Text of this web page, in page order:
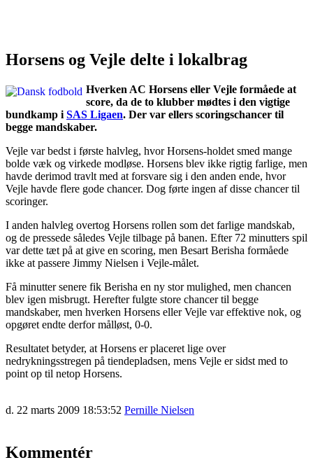
Horsens og Vejle delte i lokalbrag
Hverken AC Horsens eller Vejle formåede at
score, da de to klubber mødtes i den vigtige
bundkamp i SAS Ligaen. Der var ellers scoringschancer til
begge mandskaber.
Vejle var bedst i første halvleg, hvor Horsens-holdet smed mange
bolde væk og virkede modløse. Horsens blev ikke rigtig farlige, men
havde derimod travlt med at forsvare sig i den anden ende, hvor
Vejle havde flere gode chancer. Dog førte ingen af disse chancer til
scoringer.
I anden halvleg overtog Horsens rollen som det farlige mandskab,
og de pressede således Vejle tilbage på banen. Efter 72 minutters spil
var dette tæt på at give en scoring, men Besart Berisha formåede
ikke at passere Jimmy Nielsen i Vejle-målet.
Få minutter senere fik Berisha en ny stor mulighed, men chancen
blev igen misbrugt. Herefter fulgte store chancer til begge
mandskaber, men hverken Horsens eller Vejle var effektive nok, og
opgøret endte derfor målløst, 0-0.
Resultatet betyder, at Horsens er placeret lige over
nedrykningsstregen på tiendepladsen, mens Vejle er sidst med to
point op til netop Horsens.
d. 22 marts 2009 18:53:52 Pernille Nielsen
Kommentér